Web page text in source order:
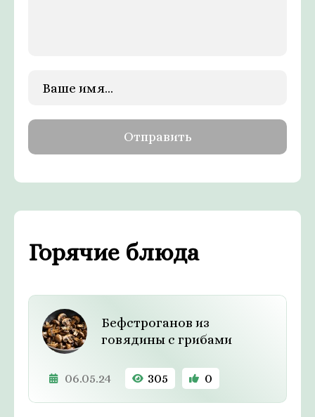
Горячие блюда
Бефстроганов из
говядины с грибами
06.05.24 305 0